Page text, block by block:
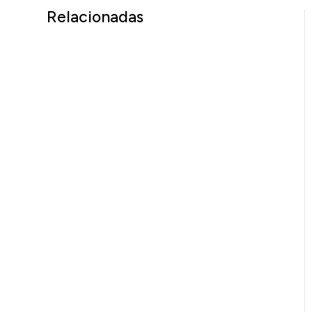
Relacionadas